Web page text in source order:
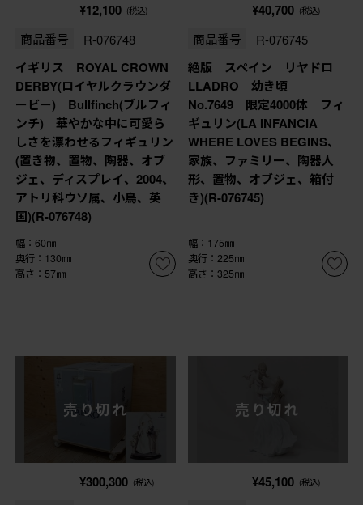
¥12,100 (税込)
商品番号 R-076748
イギリス ROYAL CROWN
DERBY(ロイヤルクラウンダ
ービー) Bullfinch(ブルフィ
ンチ) 華やかな中に可愛ら
しさを漂わせるフィギュリン
(置き物、置物、陶器、オブ
ジェ、ディスプレイ、2004、
アトリ科ウソ属、小鳥、英
国)(R-076748)
幅：60㎜
奥行：130㎜
高さ：57㎜
¥40,700 (税込)
商品番号 R-076745
絶版 スペイン リヤドロ
LLADRO 幼き頃
No.7649 限定4000体 フィ
ギュリン(LA INFANCIA
WHERE LOVES BEGINS、
家族、ファミリー、陶器人
形、置物、オブジェ、箱付
き)(R-076745)
幅：175㎜
奥行：225㎜
高さ：325㎜
売り切れ
¥300,300 (税込)
売り切れ
¥45,100 (税込)